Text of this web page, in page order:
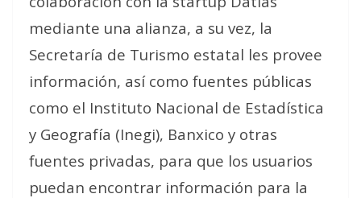
mediante una alianza, a su vez, la
Secretaría de Turismo estatal les provee
información, así como fuentes públicas
como el Instituto Nacional de Estadística
y Geografía (Inegi), Banxico y otras
fuentes privadas, para que los usuarios
puedan encontrar información para la